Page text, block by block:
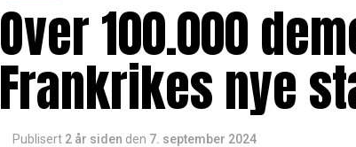
Over 100.000
Frankrikes nye
Publisert 2 år siden den 7. september 2024